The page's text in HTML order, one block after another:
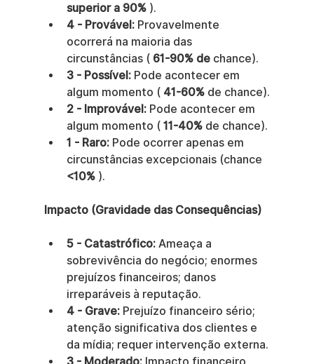
superior a 90% ).
4 - Provável: Provavelmente
ocorrerá na maioria das
circunstâncias ( 61-90% de chance).
3 - Possível: Pode acontecer em
algum momento ( 41-60% de chance).
2 - Improvável: Pode acontecer em
algum momento ( 11-40% de chance).
1 - Raro: Pode ocorrer apenas em
circunstâncias excepcionais (chance
<10% ).
Impacto (Gravidade das Consequências)
5 - Catastrófico: Ameaça a
sobrevivência do negócio; enormes
prejuízos financeiros; danos
irreparáveis à reputação.
4 - Grave: Prejuízo financeiro sério;
atenção significativa dos clientes e
da mídia; requer intervenção externa.
3 - Moderado: Impacto financeiro